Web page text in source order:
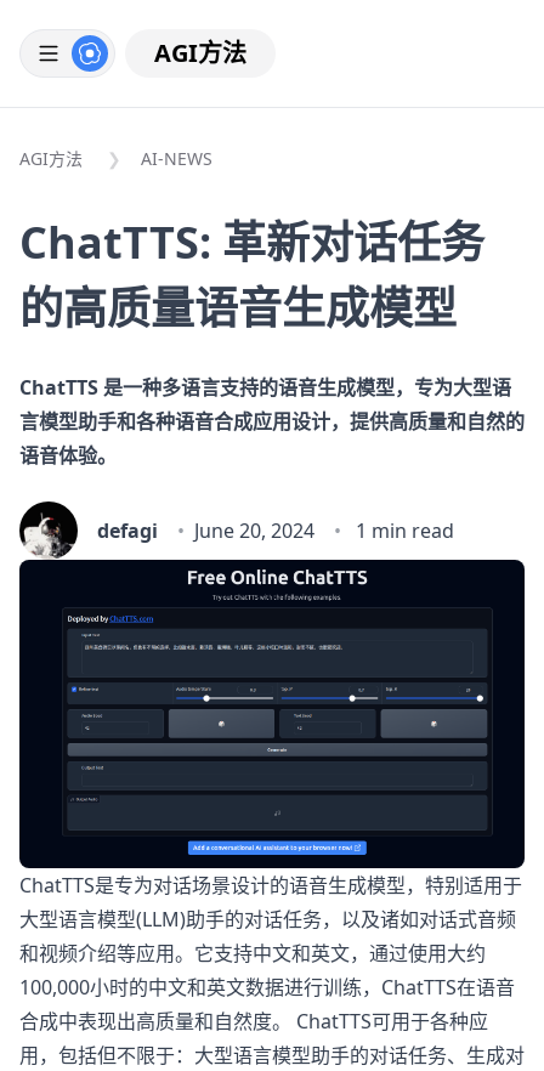
AGI方法
AGI方法 AI-NEWS
ChatTTS: 革新对话任务
的高质量语音生成模型
ChatTTS 是一种多语言支持的语音生成模型，专为大型语
言模型助手和各种语音合成应用设计，提供高质量和自然的
语音体验。
defagi June 20, 2024 1 min read
ChatTTS是专为对话场景设计的语音生成模型，特别适用于
大型语言模型(LLM)助手的对话任务，以及诸如对话式音频
和视频介绍等应用。它支持中文和英文，通过使用大约
100,000小时的中文和英文数据进行训练，ChatTTS在语音
合成中表现出高质量和自然度。 ChatTTS可用于各种应
用，包括但不限于：大型语言模型助手的对话任务、生成对